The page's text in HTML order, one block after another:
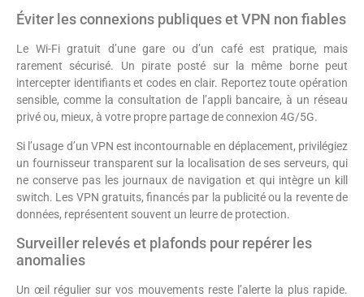
Éviter les connexions publiques et VPN non fiables
Le Wi-Fi gratuit d’une gare ou d’un café est pratique, mais
rarement sécurisé. Un pirate posté sur la même borne peut
intercepter identifiants et codes en clair. Reportez toute opération
sensible, comme la consultation de l’appli bancaire, à un réseau
privé ou, mieux, à votre propre partage de connexion 4G/5G.
Si l’usage d’un VPN est incontournable en déplacement, privilégiez
un fournisseur transparent sur la localisation de ses serveurs, qui
ne conserve pas les journaux de navigation et qui intègre un kill
switch. Les VPN gratuits, financés par la publicité ou la revente de
données, représentent souvent un leurre de protection.
Surveiller relevés et plafonds pour repérer les
anomalies
Un œil régulier sur vos mouvements reste l’alerte la plus rapide.